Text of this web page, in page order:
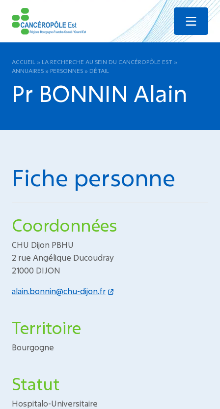
Menu
ACCUEIL » LA RECHERCHE AU SEIN DU CANCÉROPÔLE EST »
ANNUAIRES » PERSONNES » DÉTAIL
Pr BONNIN Alain
Fiche personne
Coordonnées
CHU Dijon PBHU
2 rue Angélique Ducoudray
21000 DIJON
alain.bonnin@chu-dijon.fr
Territoire
Bourgogne
Statut
Hospitalo-Universitaire